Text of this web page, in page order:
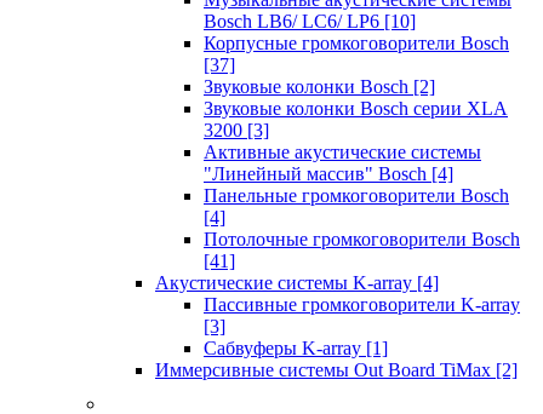
Bosch LB6/ LC6/ LP6 [10]
Корпусные громкоговорители Bosch
[37]
Звуковые колонки Bosch [2]
Звуковые колонки Bosch серии XLA
3200 [3]
Активные акустические системы
"Линейный массив" Bosch [4]
Панельные громкоговорители Bosch
[4]
Потолочные громкоговорители Bosch
[41]
Акустические системы K-array [4]
Пассивные громкоговорители K-array
[3]
Сабвуферы K-array [1]
Иммерсивные системы Out Board TiMax [2]